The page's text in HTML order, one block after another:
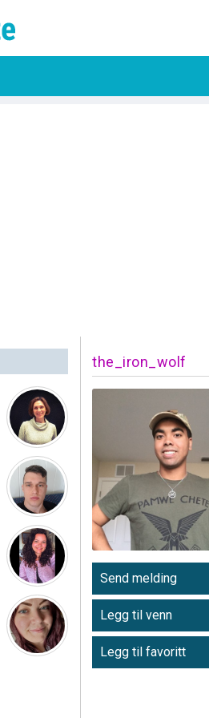
the_iron_wolf
Send melding
Legg til venn
Legg til favoritt